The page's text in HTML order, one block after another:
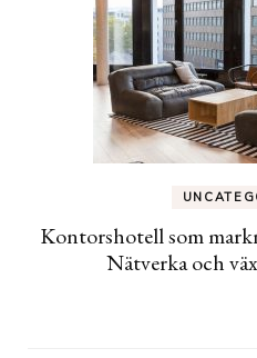
Kontorshotell som
Nätverka och